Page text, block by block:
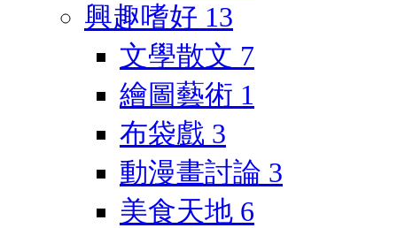
興趣嗜好 13
文學散文 7
繪圖藝術 1
布袋戲 3
動漫畫討論 3
美食天地 6